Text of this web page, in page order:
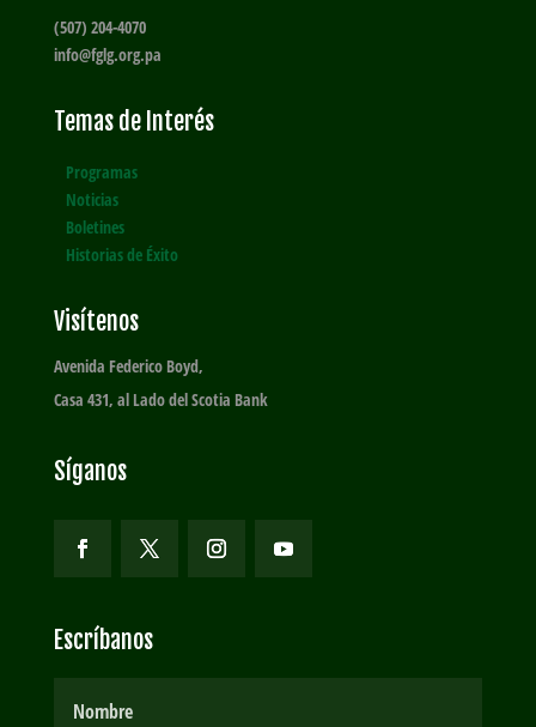
(507) 204-4070
info@fglg.org.pa
Temas de Interés
Programas
Noticias
Boletines
Historias de Éxito
Visítenos
Avenida Federico Boyd,
Casa 431, al Lado del Scotia Bank
Síganos
Escríbanos